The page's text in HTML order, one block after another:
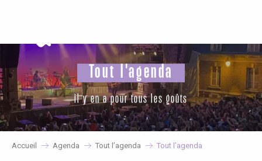
principal
Tout l'agenda
il y en a pour tous les goûts
Accueil Agenda Tout l’agenda Tout l’agenda